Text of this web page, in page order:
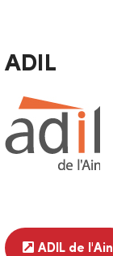
ADIL
ADIL de l'Ain